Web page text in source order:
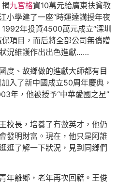
九宮格資10萬元給廣東扶貧教
小學建了一座“時運達講授年夜
年投資4500萬元成立“深圳
項目，而后將全部公司無償贈
況維護作出出色進獻……
度、故鄉做的進獻大師都有目
入了新中國成立50周年慶典，
年，他被授予“中華愛國之星”
校長，培養了有數英才，他仍
發明財富。現在，他只是阿誰
逛了解一下狀況，見到同鄉們
年離鄉，老年再次回籍。王俊